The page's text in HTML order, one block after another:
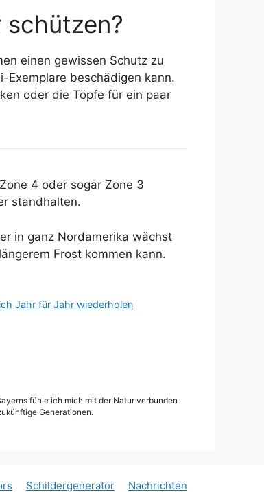
einen gewissen Schutz zu
Exemplare beschädigen kann.
oder die Töpfe für ein paar
4 oder sogar Zone 3
standhalten.
in ganz Nordamerika wächst
Frost kommen kann.
Jahr für Jahr wiederholen
fühle ich mich mit der Natur verbunden
Generationen.
Schildergenerator Nachrichten